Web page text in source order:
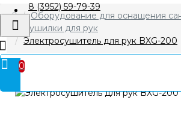
8 (3952) 59-79-39
0
Оборудование для оснащения
Сушилки для рук
Электросушитель для рук BXG-200